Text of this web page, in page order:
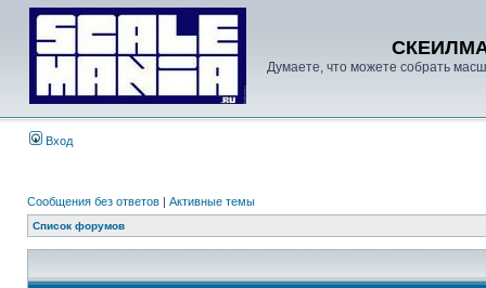
Думаете, что можете собрать
Вход
Сообщения без ответов | Активные темы
Список форумов